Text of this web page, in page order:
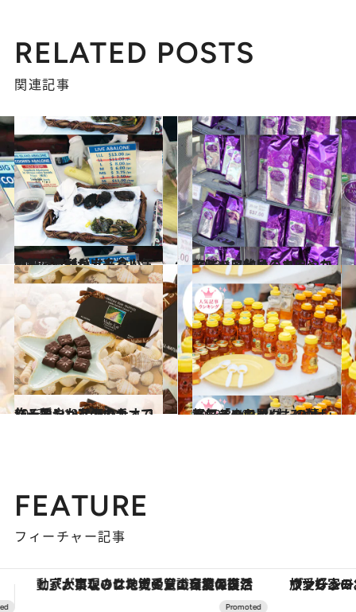
RELATED POSTS
関連記事
2013.10.31
高級アワビを立ち食い！KCCに行列が出来る人気の秘密とは
旅＆お出かけ 2013.11.4
スーッと飲めるまろやかな味ハワイ島のカウ・コーヒー
旅＆お出かけ
2013.11.18
ノースショアのカカオで作る穏やかな海のチョコレート
旅＆お出かけ 2013.8.10
ハワイのお買いもの情報 「ハワイ×おみやげ」人気ランキング
旅＆お出かけ
FEATURE
フィーチャー記事
ヴァシュロン・コンスタンタン「オーヴァーシーズ・オートマティック」。旅愛好家のお気に入りコレクションから、ジェンダーレスな新作が登場 【夏限定ディナーコース】旬を